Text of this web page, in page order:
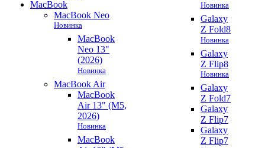
MacBook
MacBook Neo
Новинка
MacBook
Neo 13"
(2026)
Новинка
MacBook Air
MacBook
Air 13" (M5,
2026)
Новинка
MacBook
Новинка
Galaxy
Z Fold8
Новинка
Galaxy
Z Flip8
Новинка
Galaxy
Z Fold7
Galaxy
Z Flip7
Galaxy
Z Flip7